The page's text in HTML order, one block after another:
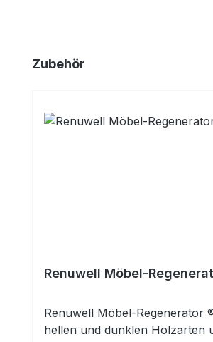
Produktgalerie überspringen
Zubehör
Renuwell Möbel-
Renuwell Möbel-Regenerator ® Für
hellen und dunklen Holzarten